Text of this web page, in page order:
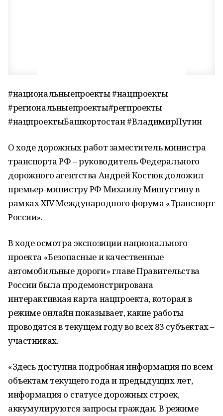
#национальныепроекты #нацпроекты
#региональныепроекты#регпроекты
#нацпроектыБашкортостан #ВладимирПутин
О ходе дорожных работ заместитель министра
транспорта РФ – руководитель Федерального
дорожного агентства Андрей Костюк доложил
премьер-министру РФ Михаилу Мишустину в
рамках XIV Международного форума «Транспорт
России».
В ходе осмотра экспозиции национального
проекта «Безопасные и качественные
автомобильные дороги» главе Правительства
России была продемонстрирована
интерактивная карта нацпроекта, которая в
режиме онлайн показывает, какие работы
проводятся в текущем году во всех 83 субъектах –
участниках.
«Здесь доступна подробная информация по всем
объектам текущего года и предыдущих лет,
информация о статусе дорожных строек,
аккумулируются запросы граждан. В режиме